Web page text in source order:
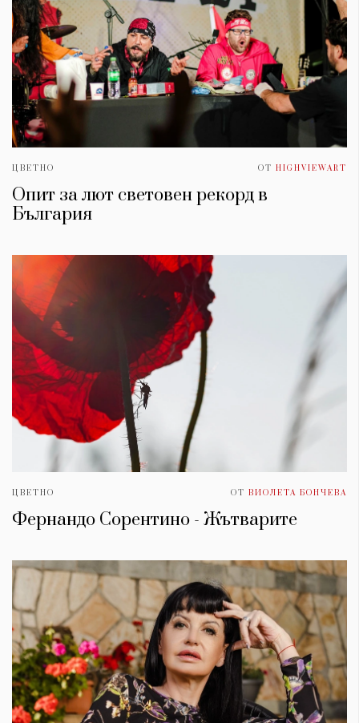
ЦВЕТНО ОТ HIGHVIEWART
Опит за лют световен рекорд в
България
ЦВЕТНО ОТ ВИОЛЕТА БОНЧЕВА
Фернандо Сорентино - Жътварите